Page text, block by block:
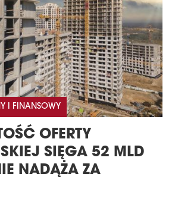
I FINANSOWY
OFERTY
SIĘGA 52 MLD
NADĄŻA ZA